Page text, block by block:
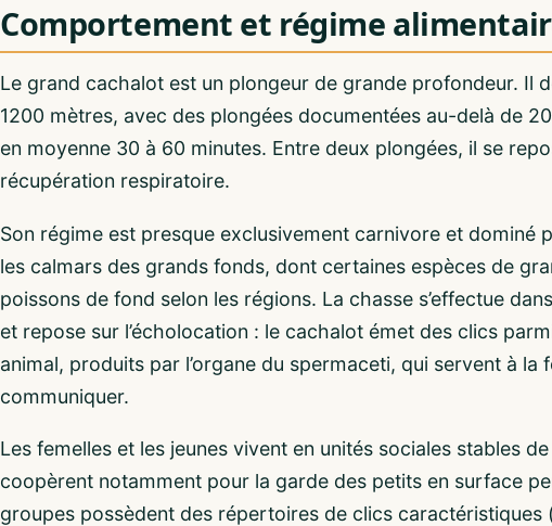
Comportement et régime
Le grand cachalot est un plongeur de grande profondeur. Il
1200 mètres, avec des plongées documentées au-delà de
en moyenne 30 à 60 minutes. Entre deux plongées, il se
récupération respiratoire.
Son régime est presque exclusivement carnivore et dominé
les calmars des grands fonds, dont certaines espèces de
poissons de fond selon les régions. La chasse s’effectue
et repose sur l’écholocation : le cachalot émet des clics
animal, produits par l’organe du spermaceti, qui servent à la
communiquer.
Les femelles et les jeunes vivent en unités sociales stables
coopèrent notamment pour la garde des petits en surface
groupes possèdent des répertoires de clics caractéristiques